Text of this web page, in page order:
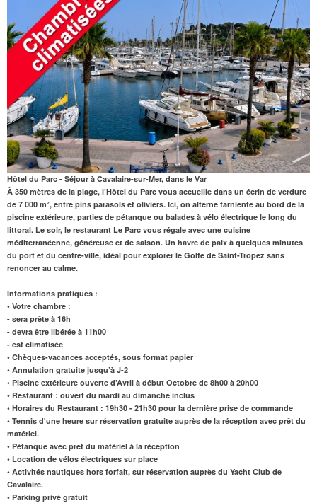
Hôtel du Parc - Séjour à Cavalaire-sur-Mer, dans le Var
À 350 mètres de la plage, l’Hôtel du Parc vous accueille dans un écrin de verdure
de 7 000 m², entre pins parasols et oliviers. Ici, on alterne farniente au bord de la
piscine extérieure, parties de pétanque ou balades à vélo électrique le long du
littoral. Le soir, le restaurant Le Parc vous régale avec une cuisine
méditerranéenne, généreuse et de saison. Un havre de paix à quelques minutes
du port et du centre-ville, idéal pour explorer le Golfe de Saint-Tropez sans
renoncer au calme.
Informations pratiques :
• Votre chambre :
- sera prête à 16h
- devra être libérée à 11h00
- est climatisée
• Chèques-vacances acceptés, sous format papier
• Annulation gratuite jusqu’à J-2
• Piscine extérieure ouverte d’Avril à début Octobre de 8h00 à 20h00
• Restaurant : ouvert du mardi au dimanche inclus
• Horaires du Restaurant : 19h30 - 21h30 pour la dernière prise de commande
• Tennis d'une heure sur réservation gratuite auprès de la réception avec prêt du
matériel.
• Pétanque avec prêt du matériel à la réception
• Location de vélos électriques sur place
• Activités nautiques hors forfait, sur réservation auprès du Yacht Club de
Cavalaire.
• Parking privé gratuit